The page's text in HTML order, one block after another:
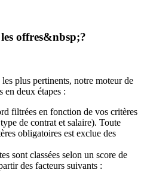
offres&nbsp;?
plus pertinents, notre moteur de
en deux étapes :
filtrées en fonction de vos critères
de contrat et salaire). Toute
obligatoires est exclue des
sont classées selon un score de
des facteurs suivants :